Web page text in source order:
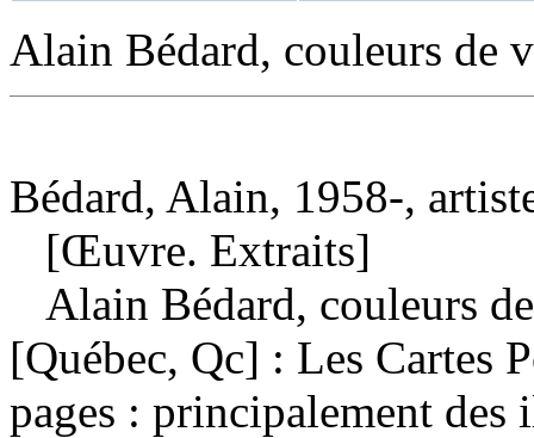
Alain Bédard, couleurs de
Bédard, Alain, 1958-,
[Œuvre. Extraits]
Alain Bédard, couleurs
[Québec, Qc] : Les
pages : principalement